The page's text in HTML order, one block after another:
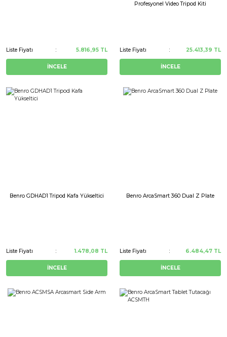
Liste Fiyatı 5.816,95 TL
İNCELE
Profesyonel Video Tripod Kiti
Liste Fiyatı 25.413,39 TL
İNCELE
Benro GDHAD1 Tripod Kafa Yükseltici
Liste Fiyatı 1.478,08 TL
İNCELE
Benro ArcaSmart 360 Dual Z Plate
Liste Fiyatı 6.484,47 TL
İNCELE